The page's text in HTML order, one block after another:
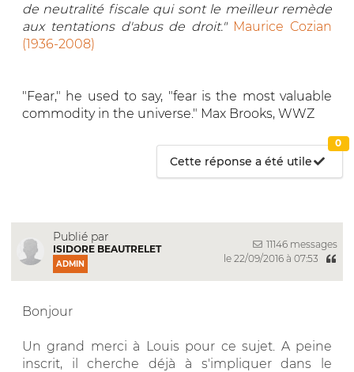
de neutralité fiscale qui sont le meilleur remède
aux tentations d'abus de droit." Maurice Cozian
(1936-2008)
"Fear," he used to say, "fear is the most valuable
commodity in the universe." Max Brooks, WWZ
Cette réponse a été utile
0
Publié par
ISIDORE BEAUTRELET
ADMIN
11146 messages
le 22/09/2016 à 07:53
Bonjour
Un grand merci à Louis pour ce sujet. A peine
inscrit, il cherche déjà à s'impliquer dans le